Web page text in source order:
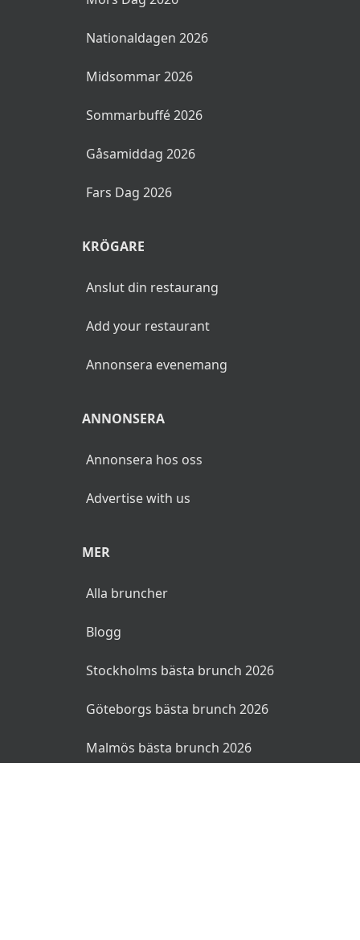
Nationaldagen 2026
Midsommar 2026
Sommarbuffé 2026
Gåsamiddag 2026
Fars Dag 2026
KRÖGARE
Anslut din restaurang
Add your restaurant
Annonsera evenemang
ANNONSERA
Annonsera hos oss
Advertise with us
MER
Alla bruncher
Blogg
Stockholms bästa brunch 2026
Göteborgs bästa brunch 2026
Malmös bästa brunch 2026